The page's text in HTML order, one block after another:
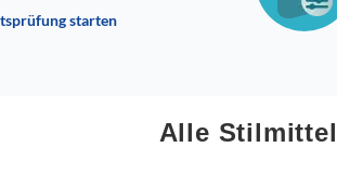
starten
Alle Stilmittel